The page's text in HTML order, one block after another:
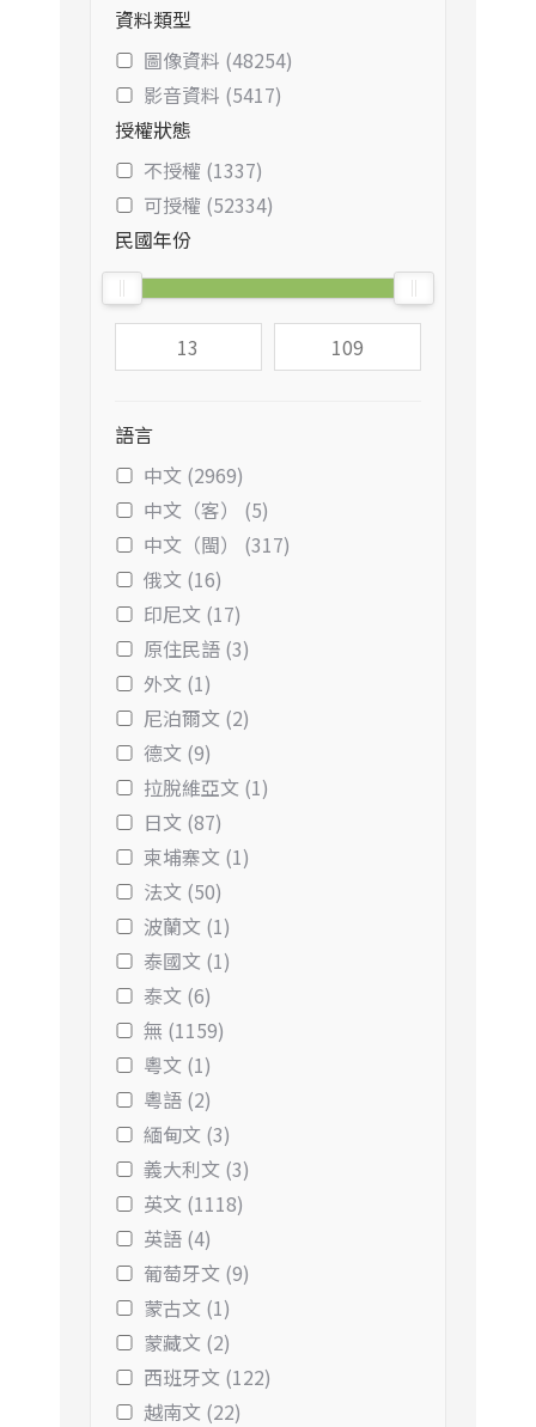
資料類型
圖像資料 (48254)
影音資料 (5417)
授權狀態
不授權 (1337)
可授權 (52334)
民國年份
語言
中文 (2969)
中文（客） (5)
中文（閩） (317)
俄文 (16)
印尼文 (17)
原住民語 (3)
外文 (1)
尼泊爾文 (2)
德文 (9)
拉脫維亞文 (1)
日文 (87)
柬埔寨文 (1)
法文 (50)
波蘭文 (1)
泰國文 (1)
泰文 (6)
無 (1159)
粵文 (1)
粵語 (2)
緬甸文 (3)
義大利文 (3)
英文 (1118)
英語 (4)
葡萄牙文 (9)
蒙古文 (1)
蒙藏文 (2)
西班牙文 (122)
越南文 (22)